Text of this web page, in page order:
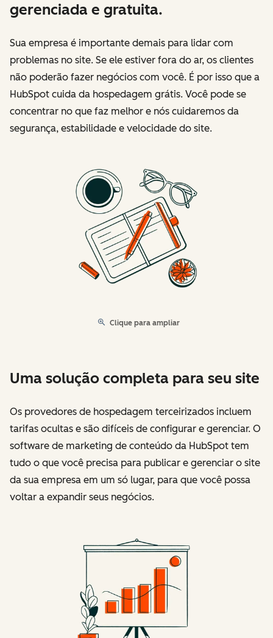
gerenciada e gratuita.
Sua empresa é importante demais para lidar com
problemas no site. Se ele estiver fora do ar, os clientes
não poderão fazer negócios com você. É por isso que a
HubSpot cuida da hospedagem grátis. Você pode se
concentrar no que faz melhor e nós cuidaremos da
segurança, estabilidade e velocidade do site.
Clique para ampliar
Uma solução completa para seu site
Os provedores de hospedagem terceirizados incluem
tarifas ocultas e são difíceis de configurar e gerenciar. O
software de marketing de conteúdo da HubSpot tem
tudo o que você precisa para publicar e gerenciar o site
da sua empresa em um só lugar, para que você possa
voltar a expandir seus negócios.